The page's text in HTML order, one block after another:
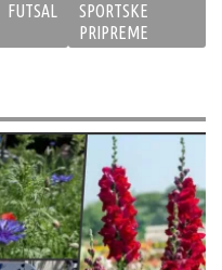
FUTSAL
SPORTSKE
PRIPREME